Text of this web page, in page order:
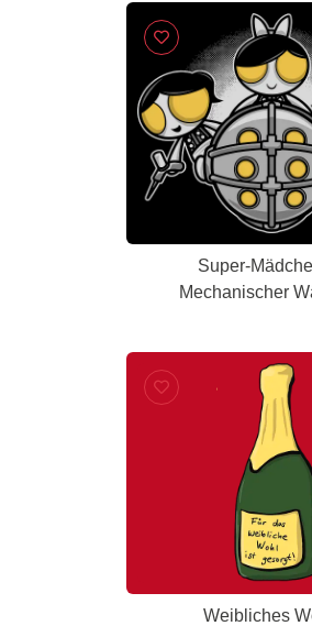
Super-
Mechanischer
Weibliches